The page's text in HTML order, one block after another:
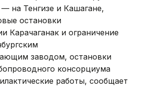
на Тенгизе и Кашагане,
остановки
Карачаганак и ограничение
заводом, остановки
консорциума
работы, сообщает